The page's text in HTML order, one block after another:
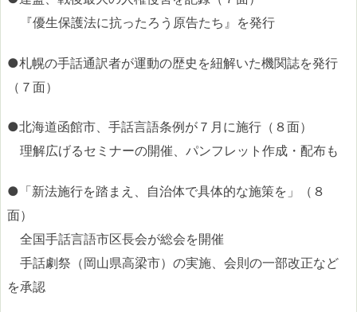
『優生保護法に抗ったろう原告たち』を発行
●札幌の手話通訳者が運動の歴史を紐解いた機関誌を発行
（７面）
●北海道函館市、手話言語条例が７月に施行（８面）
理解広げるセミナーの開催、パンフレット作成・配布も
●「新法施行を踏まえ、自治体で具体的な施策を」（８
面）
全国手話言語市区長会が総会を開催
手話劇祭（岡山県高梁市）の実施、会則の一部改正など
を承認